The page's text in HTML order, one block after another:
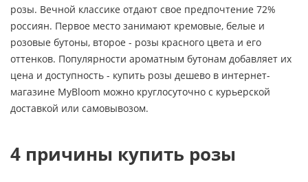
розы. Вечной классике отдают свое предпочтение 72%
россиян. Первое место занимают кремовые, белые и
розовые бутоны, второе - розы красного цвета и его
оттенков. Популярности ароматным бутонам добавляет их
цена и доступность - купить розы дешево в интернет-
магазине MyBloom можно круглосуточно с курьерской
доставкой или самовывозом.
4 причины купить розы